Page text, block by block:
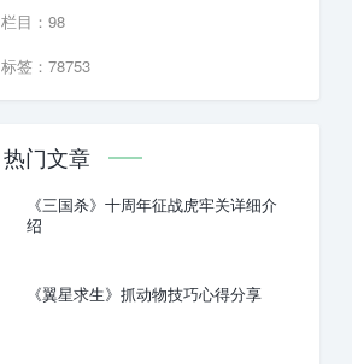
栏目：98
标签：78753
热门文章
《三国杀》十周年征战虎牢关详细介
绍
《翼星求生》抓动物技巧心得分享